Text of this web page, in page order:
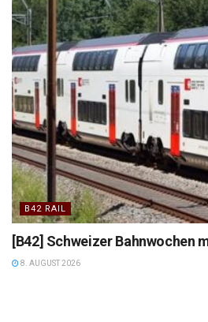
B42 RAIL
[B42] Schweizer Bahnwochen
8. AUGUST 2026